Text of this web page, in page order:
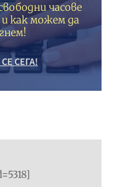
часове
и как можем да
СЕГА!